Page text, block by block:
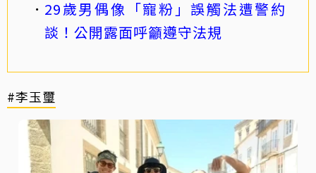
29歲男偶像「寵粉」誤觸法遭警約
談！公開露面呼籲遵守法規
#李玉璽